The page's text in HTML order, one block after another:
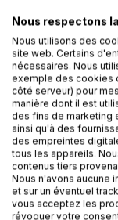
Emil part à la
Accompagné de
souks colorés, les
Maroc et même
pour avoir la
sur les pistes du
pied, en calèche
ses aventures au
La collection
Dans cette série
Nous respectons
Nous utilisons des
site web. Certains
nécessaires. Nous
exemple des cookies
côté serveur) pour
manière dont il est
des fins de marketing
ainsi qu'à des
des empreintes
tous les appareils.
contenus tiers
Nous n'avons aucune
et sur un éventuel
vous acceptez les
révoquer votre